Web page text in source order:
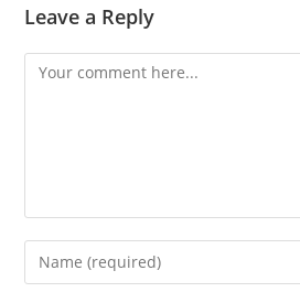
Leave a Reply
Comment
Enter
your